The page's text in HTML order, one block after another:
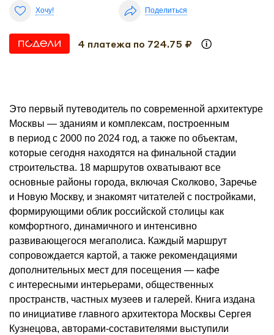
Хочу! Поделиться
4 платежа по 724.75 ₽
Это первый путеводитель по современной архитектуре
Москвы — зданиям и комплексам, построенным
в период с 2000 по 2024 год, а также по объектам,
которые сегодня находятся на финальной стадии
строительства. 18 маршрутов охватывают все
основные районы города, включая Сколково, Заречье
и Новую Москву, и знакомят читателей с постройками,
формирующими облик российской столицы как
комфортного, динамичного и интенсивно
развивающегося мегаполиса. Каждый маршрут
сопровождается картой, а также рекомендациями
дополнительных мест для посещения — кафе
с интересными интерьерами, общественных
пространств, частных музеев и галерей. Книга издана
по инициативе главного архитектора Москвы Сергея
Кузнецова, авторами-составителями выступили